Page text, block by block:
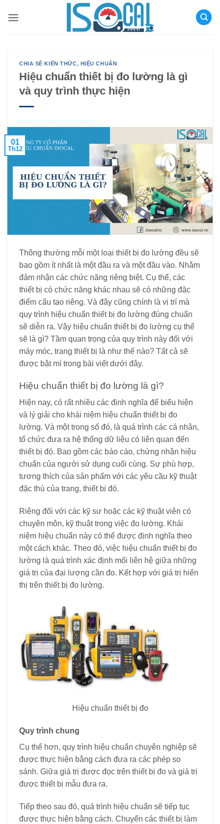
qua
CHIA SẺ KIẾN THỨC, HIỆU CHUẨN
Hiệu chuẩn thiết bị đo lường là gì
và quy trình thực hiện
01
Th12
Thông thường mỗi một loại thiết bị đo lường đều sẽ
bao gồm ít nhất là một đầu ra và một đầu vào. Nhằm
đảm nhận các chức năng riêng biệt. Cụ thể, các
thiết bị có chức năng khác nhau sẽ có những đặc
điểm cấu tạo riêng. Và đây cũng chính là vị trí mà
quy trình hiệu chuẩn thiết bị đo lường đúng chuẩn
sẽ diễn ra. Vậy hiệu chuẩn thiết bị đo lường cụ thể
sẽ là gì? Tầm quan trọng của quy trình này đối với
máy móc, trang thiết bị là như thế nào? Tất cả sẽ
được bật mí trong bài viết dưới đây.
Hiệu chuẩn thiết bị đo lường là gì?
Hiện nay, có rất nhiều các định nghĩa để biểu hiện
và lý giải cho khái niệm hiệu chuẩn thiết bị đo
lường. Và một trong số đó, là quá trình các cá nhân,
tổ chức đưa ra hệ thống dữ liệu có liên quan đến
thiết bị đó. Bao gồm các báo cáo, chứng nhận hiệu
chuẩn của người sử dụng cuối cùng. Sự phù hợp,
tương thích của sản phẩm với các yêu cầu kỹ thuật
đặc thù của trang, thiết bị đó.
Riêng đối với các kỹ sư hoặc các kỹ thuật viên có
chuyên môn, kỹ thuật trong việc đo lường. Khái
niệm hiệu chuẩn này có thể được định nghĩa theo
một cách khác. Theo đó, việc hiệu chuẩn thiết bị đo
lường là quá trình xác định mối liên hệ giữa những
giá trị của đại lượng cần đo. Kết hợp với giá trị hiển
thị trên thiết bị đo lường.
Hiệu chuẩn thiết bị đo
Quy trình chung
Cụ thể hơn, quy trình hiệu chuẩn chuyên nghiệp sẽ
được thực hiện bằng cách đưa ra các phép so
sánh. Giữa giá trị được đọc trên thiết bị đo và giá trị
được thiết bị mẫu đưa ra.
Tiếp theo sau đó, quá trình hiệu chuẩn sẽ tiếp tục
được thực hiện bằng cách. Chuyển các thiết bị làm